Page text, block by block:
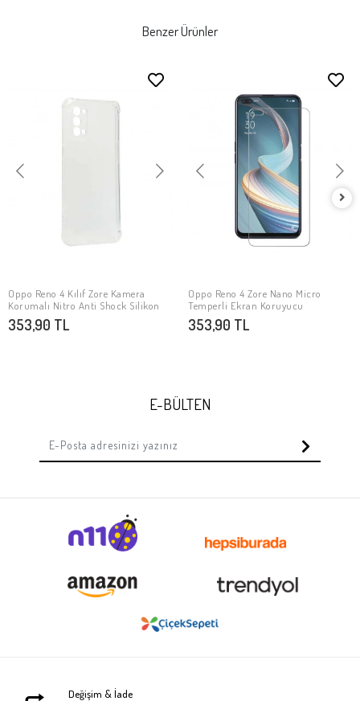
Benzer Ürünler
SEPETE EKLE
Oppo Reno 4 Kılıf Zore Kamera
Korumalı Nitro Anti Shock Silikon
353,90 TL
SEPETE EKLE
Oppo Reno 4 Zore Nano Micro
Temperli Ekran Koruyucu
353,90 TL
E-BÜLTEN
Değişim & İade